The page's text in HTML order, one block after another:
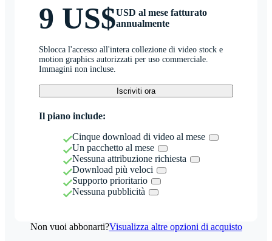
9 US$USD al mese fatturato
annualmente
Sblocca l'accesso all'intera collezione di video stock e
motion graphics autorizzati per uso commerciale.
Immagini non incluse.
Iscriviti ora
Il piano include:
Cinque download di video al mese
Un pacchetto al mese
Nessuna attribuzione richiesta
Download più veloci
Supporto prioritario
Nessuna pubblicità
Non vuoi abbonarti?Visualizza altre opzioni di acquisto